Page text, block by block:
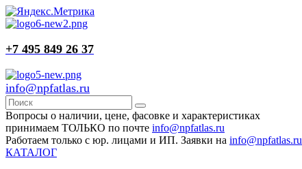
+7 495 849 26 37
info@npfatlas.ru
Вопросы о наличии, цене, фасовке и характеристиках
принимаем ТОЛЬКО по почте info@npfatlas.ru
Работаем только с юр. лицами и ИП. Заявки на info@npfatlas.ru
КАТАЛОГ